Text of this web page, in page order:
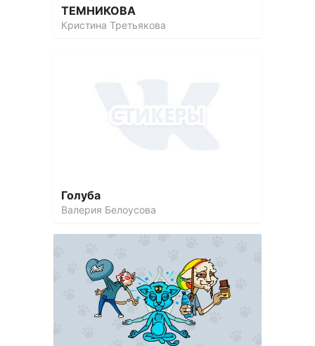
ТЕМНИКОВА
Кристина Третьякова
Голуба
Валерия Белоусова